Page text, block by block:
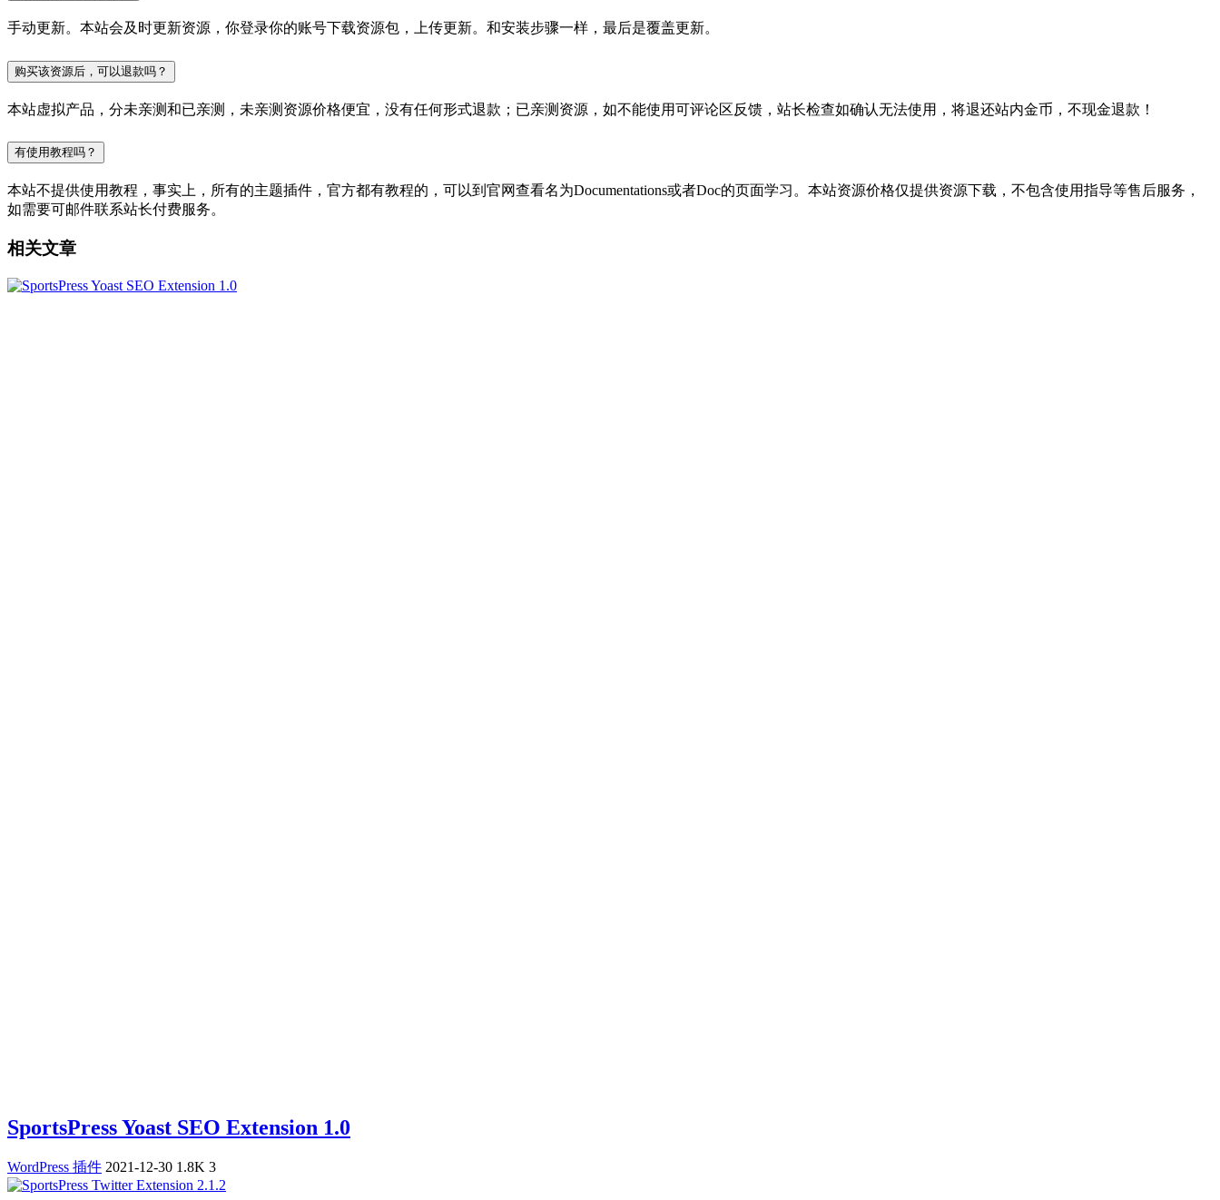
手动更新。本站会及时更新资源，你登录你的账号下载资源包，上传更新。和安装步骤一样，最后是覆盖更新。
购买该资源后，可以退款吗？
本站虚拟产品，分未亲测和已亲测，未亲测资源价格便宜，没有任何形式退款；已亲测资源，如不能使用可评论区反馈，站长检查如确认无法使用，将退还站内金币，不现金退款！
有使用教程吗？
本站不提供使用教程，事实上，所有的主题插件，官方都有教程的，可以到官网查看名为Documentations或者Doc的页面学习。本站资源价格仅提供资源下载，不包含使用指导等售后服务，
如需要可邮件联系站长付费服务。
相关文章
SportsPress Yoast SEO Extension 1.0
WordPress 插件 2021-12-30 1.8K 3